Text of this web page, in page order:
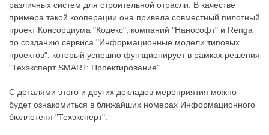
различных систем для строительной отрасли. В качестве
примера такой кооперации она привела совместный пилотный
проект Консорциума "Кодекс", компаний "Нанософт" и Renga
по созданию сервиса "Информационные модели типовых
проектов", который успешно функционирует в рамках решения
"Техэксперт SMART: Проектирование".
С деталями этого и других докладов мероприятия можно
будет ознакомиться в ближайших номерах Информационного
бюллетеня "Техэксперт".